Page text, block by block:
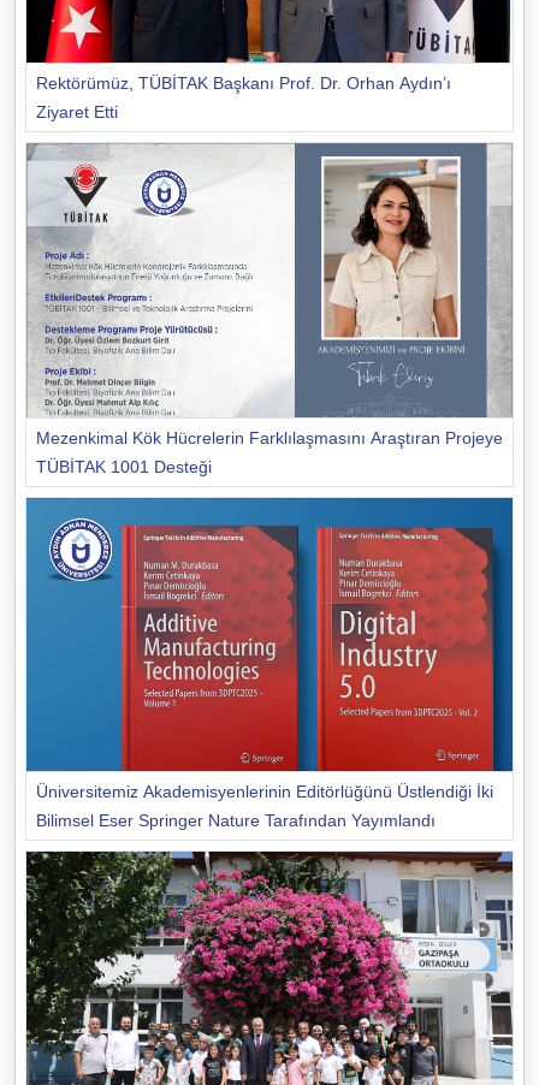
Rektörümüz, TÜBİTAK Başkanı Prof. Dr. Orhan Aydın’ı
Ziyaret Etti
Mezenkimal Kök Hücrelerin Farklılaşmasını Araştıran Projeye
TÜBİTAK 1001 Desteği
Üniversitemiz Akademisyenlerinin Editörlüğünü Üstlendiği İki
Bilimsel Eser Springer Nature Tarafından Yayımlandı